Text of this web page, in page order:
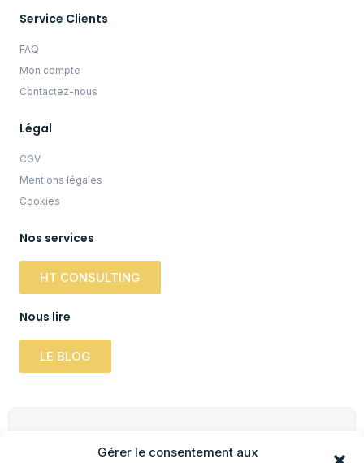
Gérer le consentement aux
Service Clients
FAQ
Mon compte
Contactez-nous
Légal
CGV
Mentions légales
Cookies
Nos services
HT CONSULTING
Nous lire
LE BLOG
Newsletter